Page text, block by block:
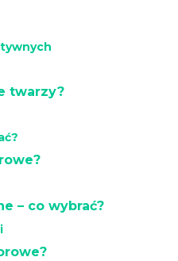
twarzy?
– co wybrać?